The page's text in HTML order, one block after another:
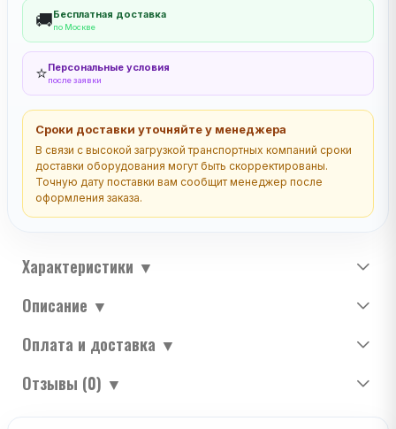
🚚Бесплатная доставка
по Москве
⭐Персональные условия
после заявки
Сроки доставки уточняйте у менеджера
В связи с высокой загрузкой транспортных компаний сроки
доставки оборудования могут быть скорректированы.
Точную дату поставки вам сообщит менеджер после
оформления заказа.
Характеристики ▼
Описание ▼
Оплата и доставка ▼
Отзывы (0) ▼